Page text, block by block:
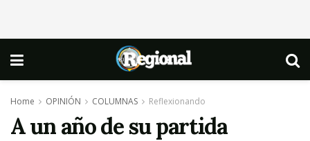
Home OPINIÓN COLUMNAS Reflexionando
A un año de su partida